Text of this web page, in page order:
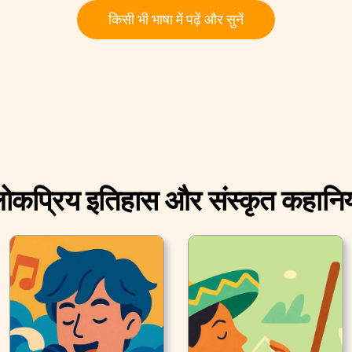
किसी भी भाषा में पढ़ें और सुनें
इतिहास और संस्कृत